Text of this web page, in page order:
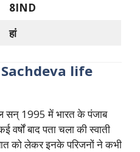
8IND
हां
life
सन् 1995 में भारत के पंजाब
बाद पता चला की स्वाती
को लेकर इनके परिजनों ने कभी